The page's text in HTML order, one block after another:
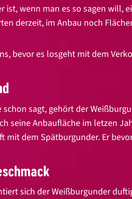
ist, wenn man es so sagen will,
derzeit, im Anbau noch
bevor es losgeht mit dem
schon sagt, gehört der
seine Anbaufläche im letzen
mit dem Spätburgunder. Er
sich der Weißburgunder